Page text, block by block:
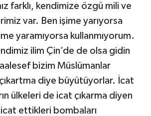
farklı, kendimize özgü mili ve
var. Ben işime yarıyorsa
yaramıyorsa kullanmıyorum.
ilim Çin’de de olsa gidin
bizim Müslümanlar
çıkartma diye büyütüyorlar. İcat
ülkeleri de icat çıkarma diyen
icat ettikleri bombaları